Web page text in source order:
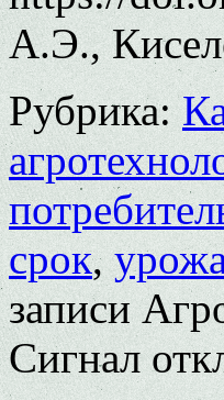
А.Э.,
Рубрика:
срок,
записи
Сигнал